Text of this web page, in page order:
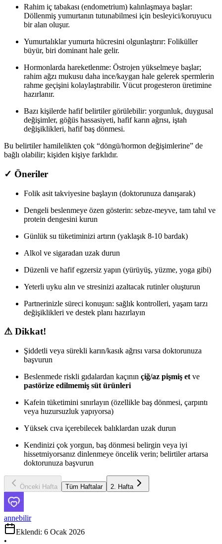
Rahim iç tabakası (endometrium) kalınlaşmaya başlar:
Döllenmiş yumurtanın tutunabilmesi için besleyici/koruyucu
bir alan oluşur.
Yumurtalıklar yumurta hücresini olgunlaştırır: Foliküller
büyür, biri dominant hale gelir.
Hormonlarda hareketlenme: Östrojen yükselmeye başlar;
rahim ağzı mukusu daha ince/kaygan hale gelerek spermlerin
rahme geçişini kolaylaştırabilir. Vücut progesteron üretimine
hazırlanır.
Bazı kişilerde hafif belirtiler görülebilir: yorgunluk, duygusal
değişimler, göğüs hassasiyeti, hafif karın ağrısı, iştah
değişiklikleri, hafif baş dönmesi.
Bu belirtiler hamilelikten çok “döngü/hormon değişimlerine” de
bağlı olabilir; kişiden kişiye farklıdır.
✓ Öneriler
Folik asit takviyesine başlayın (doktorunuza danışarak)
Dengeli beslenmeye özen gösterin: sebze-meyve, tam tahıl ve
protein dengesini kurun
Günlük su tüketiminizi artırın (yaklaşık 8-10 bardak)
Alkol ve sigaradan uzak durun
Düzenli ve hafif egzersiz yapın (yürüyüş, yüzme, yoga gibi)
Yeterli uyku alın ve stresinizi azaltacak rutinler oluşturun
Partnerinizle süreci konuşun: sağlık kontrolleri, yaşam tarzı
değişiklikleri ve destek planı hazırlayın
⚠ Dikkat!
Şiddetli veya sürekli karın/kasık ağrısı varsa doktorunuza
başvurun
Beslenmede riskli gıdalardan kaçının çiğ/az pişmiş et ve
pastörize edilmemiş süt ürünleri
Kafein tüketimini sınırlayın (özellikle baş dönmesi, çarpıntı
veya huzursuzluk yapıyorsa)
Yüksek cıva içerebilecek balıklardan uzak durun
Kendinizi çok yorgun, baş dönmesi belirgin veya iyi
hissetmiyorsanız dinlenmeye öncelik verin; belirtiler artarsa
doktorunuza başvurun
Önceki Hafta Tüm Haftalar 2. Hafta
annebilir
Eklendi: 6 Ocak 2026
•